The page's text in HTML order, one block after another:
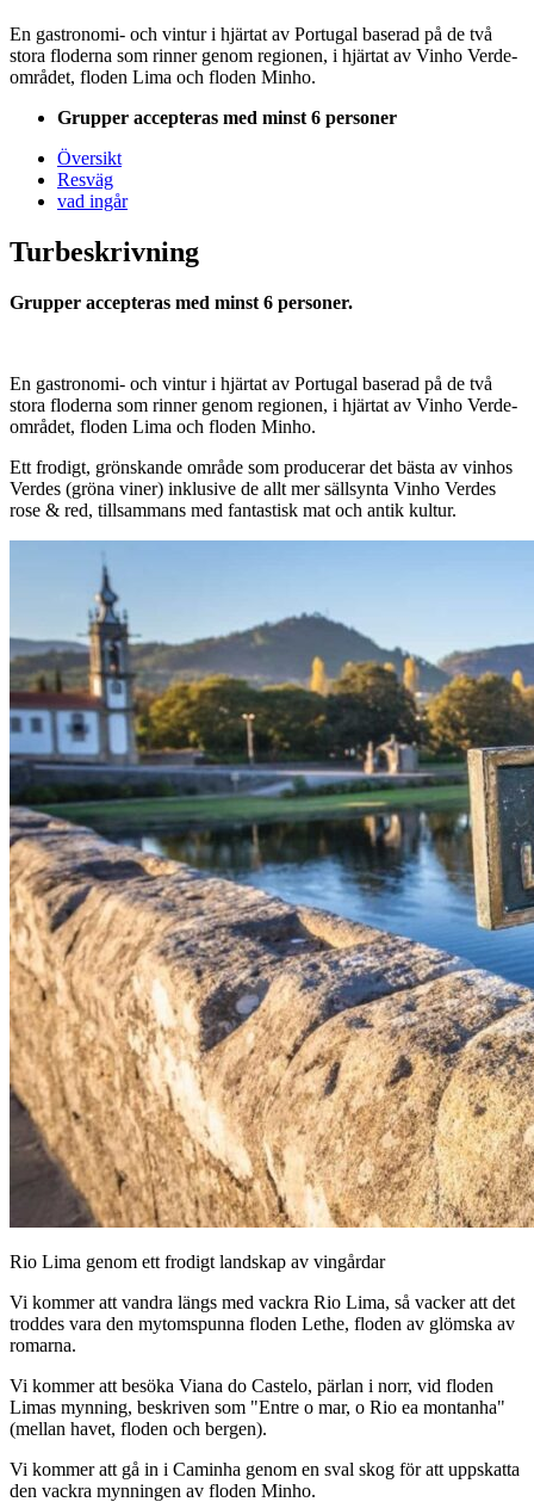
En gastronomi- och vintur i hjärtat av Portugal baserad på de två
stora floderna som rinner genom regionen, i hjärtat av Vinho Verde-
området, floden Lima och floden Minho.
Grupper accepteras med minst 6 personer
Översikt
Resväg
vad ingår
Turbeskrivning
Grupper accepteras med minst 6 personer.
En gastronomi- och vintur i hjärtat av Portugal baserad på de två
stora floderna som rinner genom regionen, i hjärtat av Vinho Verde-
området, floden Lima och floden Minho.
Ett frodigt, grönskande område som producerar det bästa av vinhos
Verdes (gröna viner) inklusive de allt mer sällsynta Vinho Verdes
rose & red, tillsammans med fantastisk mat och antik kultur.
Rio Lima genom ett frodigt landskap av vingårdar
Vi kommer att vandra längs med vackra Rio Lima, så vacker att det
troddes vara den mytomspunna floden Lethe, floden av glömska av
romarna.
Vi kommer att besöka Viana do Castelo, pärlan i norr, vid floden
Limas mynning, beskriven som "Entre o mar, o Rio ea montanha"
(mellan havet, floden och bergen).
Vi kommer att gå in i Caminha genom en sval skog för att uppskatta
den vackra mynningen av floden Minho.